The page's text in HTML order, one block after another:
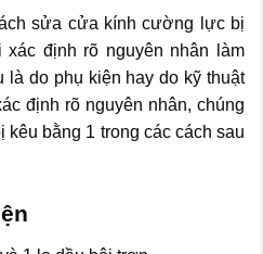
sửa cửa kính cường lực bị
xác định rõ nguyên nhân làm
do phụ kiện hay do kỹ thuật
định rõ nguyên nhân, chúng
bằng 1 trong các cách sau